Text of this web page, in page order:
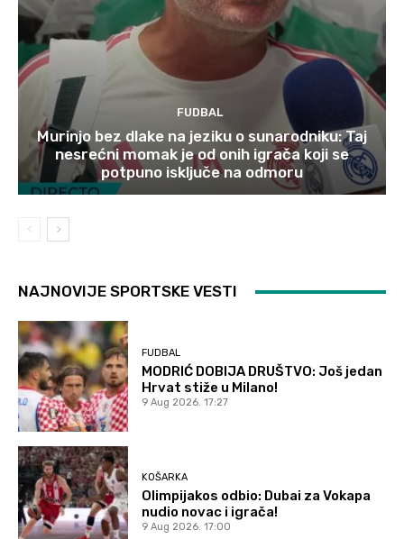
FUDBAL
Murinjo bez dlake na jeziku o sunarodniku: Taj
nesrećni momak je od onih igrača koji se
potpuno isključe na odmoru
NAJNOVIJE SPORTSKE VESTI
FUDBAL
MODRIĆ DOBIJA DRUŠTVO: Još jedan
Hrvat stiže u Milano!
9 Aug 2026. 17:27
KOŠARKA
Olimpijakos odbio: Dubai za Vokapa
nudio novac i igrača!
9 Aug 2026. 17:00